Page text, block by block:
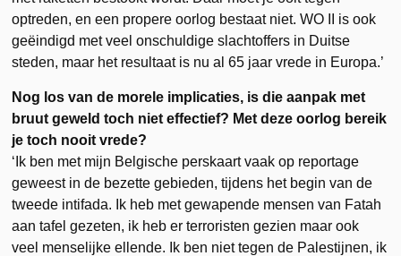
optreden, en een propere oorlog bestaat niet. WO II is ook
geëindigd met veel onschuldige slachtoffers in Duitse
steden, maar het resultaat is nu al 65 jaar vrede in Europa.’
Nog los van de morele implicaties, is die aanpak met
bruut geweld toch niet effectief? Met deze oorlog bereik
je toch nooit vrede?
‘Ik ben met mijn Belgische perskaart vaak op reportage
geweest in de bezette gebieden, tijdens het begin van de
tweede intifada. Ik heb met gewapende mensen van Fatah
aan tafel gezeten, ik heb er terroristen gezien maar ook
veel menselijke ellende. Ik ben niet tegen de Palestijnen, ik